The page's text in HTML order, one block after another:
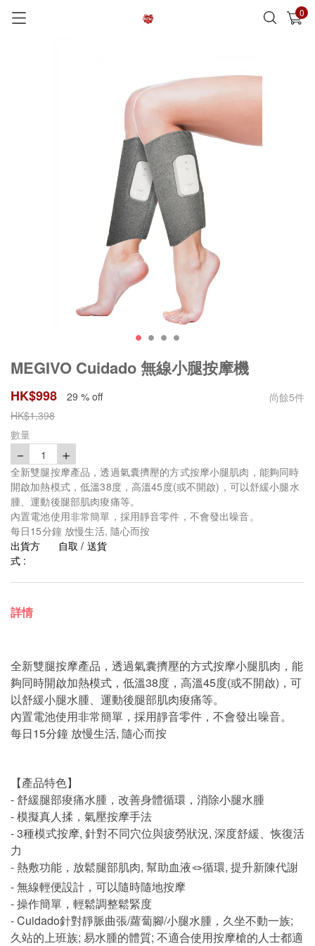
0
已加入購物車 查看
MEGIVO Cuidado 無線小腿按摩機
HK$998 29 % off 尚餘5件
HK$1,398
數量
－ 1 ＋
全新雙腿按摩產品，透過氣囊擠壓的方式按摩小腿肌肉，能夠同時
開啟加熱模式，低溫38度，高溫45度(或不開啟)，可以舒緩小腿水
腫、運動後腿部肌肉痠痛等。
內置電池使用非常簡單，採用靜音零件，不會發出噪音。
每日15分鐘 放慢生活, 隨心而按
出貨方
式 :
自取 / 送貨
詳情
全新雙腿按摩產品，透過氣囊擠壓的方式按摩小腿肌肉，能
夠同時開啟加熱模式，低溫38度，高溫45度(或不開啟)，可
以舒緩小腿水腫、運動後腿部肌肉痠痛等。
內置電池使用非常簡單，採用靜音零件，不會發出噪音。
每日15分鐘 放慢生活, 隨心而按
【產品特色】
- 舒緩腿部痠痛水腫，改善身體循環，消除小腿水腫
- 模擬真人揉，氣壓按摩手法
- 3種模式按摩, 針對不同穴位與疲勞狀況, 深度舒緩、恢復活
力
- 熱敷功能，放鬆腿部肌肉, 幫助血液🪢循環, 提升新陳代謝
- 無線輕便設計，可以隨時隨地按摩
- 操作簡單，輕鬆調整鬆緊度
- Cuidado針對靜脈曲張/蘿蔔腳/小腿水腫，久坐不動一族;
久站的上班族; 易水腫的體質; 不適合使用按摩槍的人士都適